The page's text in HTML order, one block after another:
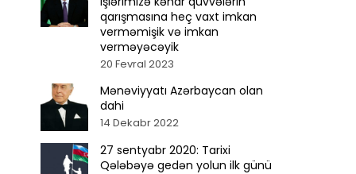
qarışmasına heç vaxt imkan
verməmişik və imkan
verməyəcəyik
20 Fevral 2023
Mənəviyyatı Azərbaycan olan
dahi
14 Dekabr 2022
27 sentyabr 2020: Tarixi
Qələbəyə gedən yolun ilk günü